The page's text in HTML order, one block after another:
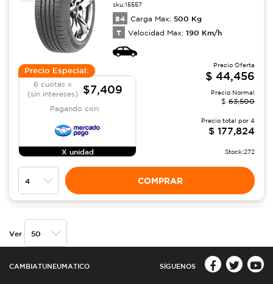
sku:15557
84 Carga Max: 500 Kg
T Velocidad Max: 190 Km/h
Precio Especial:
6 cuotas x
(sin intereses)
$7,409
Pagando con:
X unidad
Precio Oferta
$ 44,456
Precio Normal
$ 63,500
Precio total por 4
$ 177,824
Stock:272
COMPRAR
Ver
CAMBIATUNEUMATICO SÍGUENOS